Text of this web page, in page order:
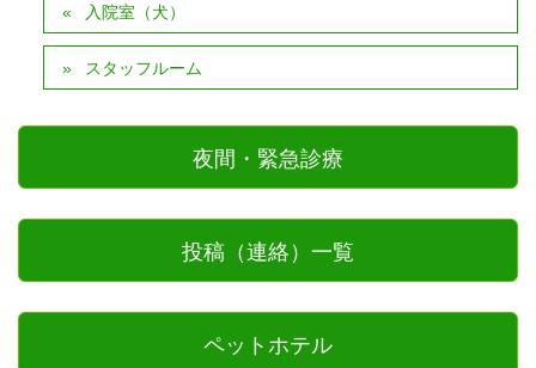
入院室（犬）
スタッフルーム
夜間・緊急診療
投稿（連絡）一覧
ペットホテル